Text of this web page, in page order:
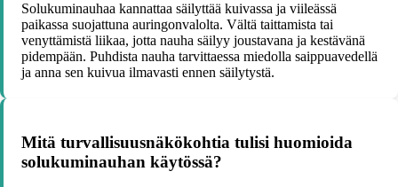
Solukuminauhaa kannattaa säilyttää kuivassa ja viileässä
paikassa suojattuna auringonvalolta. Vältä taittamista tai
venyttämistä liikaa, jotta nauha säilyy joustavana ja kestävänä
pidempään. Puhdista nauha tarvittaessa miedolla saippuavedellä
ja anna sen kuivua ilmavasti ennen säilytystä.
Mitä turvallisuusnäkökohtia tulisi huomioida
solukuminauhan käytössä?